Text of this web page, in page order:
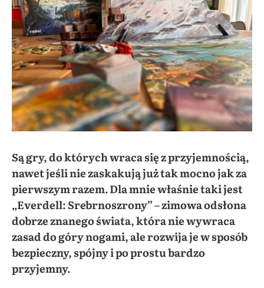
Są gry, do których wraca się z przyjemnością,
nawet jeśli nie zaskakują już tak mocno jak za
pierwszym razem. Dla mnie właśnie taki jest
„Everdell: Srebrnoszrony” – zimowa odsłona
dobrze znanego świata, która nie wywraca
zasad do góry nogami, ale rozwija je w sposób
bezpieczny, spójny i po prostu bardzo
przyjemny.